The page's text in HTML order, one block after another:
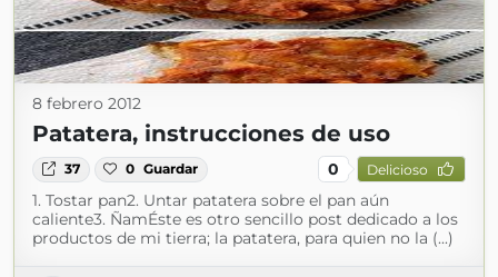
8 febrero 2012
Patatera, instrucciones de uso
37 0 Guardar 0 Delicioso
1. Tostar pan2. Untar patatera sobre el pan aún
caliente3. ÑamÉste es otro sencillo post dedicado a los
productos de mi tierra; la patatera, para quien no la (...)